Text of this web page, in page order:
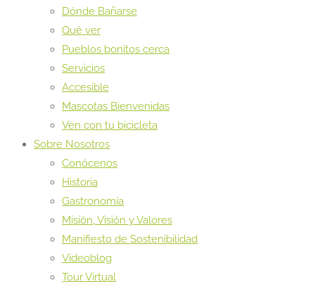
Dónde Bañarse
Qué ver
Pueblos bonitos cerca
Servicios
Accesible
Mascotas Bienvenidas
Ven con tu bicicleta
Sobre Nosotros
Conócenos
Historia
Gastronomía
Misión, Visión y Valores
Manifiesto de Sostenibilidad
Videoblog
Tour Virtual